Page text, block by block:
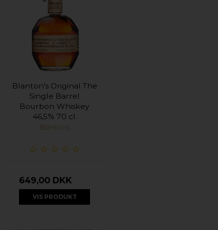
Blanton's Original The
Single Barrel
Bourbon Whiskey
46,5% 70 cl.
Blantons
649,00 DKK
VIS PRODUKT